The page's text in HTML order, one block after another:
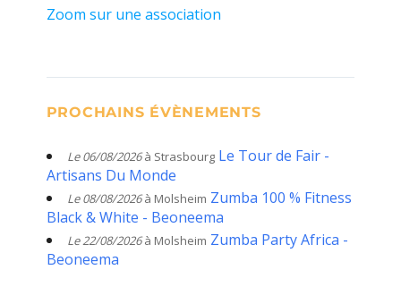
Zoom sur une association
PROCHAINS ÉVÈNEMENTS
Le 06/08/2026à Strasbourg Le Tour de Fair -
Artisans Du Monde
Le 08/08/2026à Molsheim Zumba 100 % Fitness
Black & White - Beoneema
Le 22/08/2026à Molsheim Zumba Party Africa -
Beoneema